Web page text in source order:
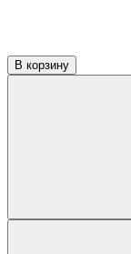
В корзину